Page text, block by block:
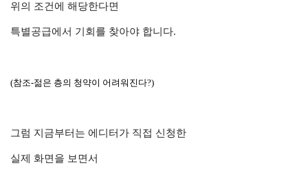
위의 조건에 해당한다면
특별공급에서 기회를 찾아야 합니다.
(참조-젊은 층의 청약이 어려워진다?)
그럼 지금부터는 에디터가 직접 신청한
실제 화면을 보면서